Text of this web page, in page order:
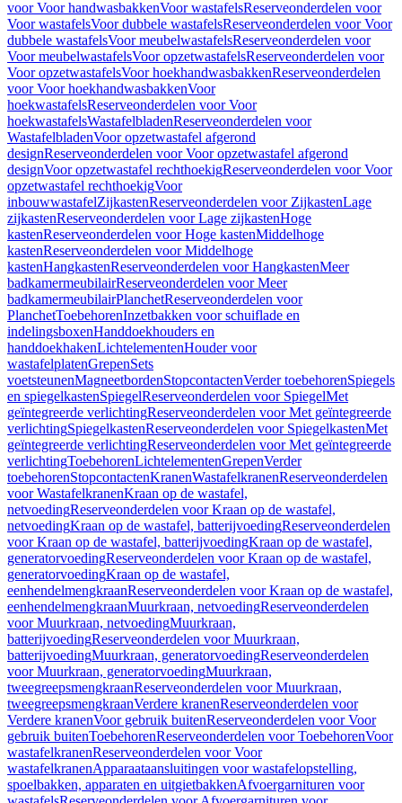
voor Voor handwasbakkenVoor wastafelsReserveonderdelen voor
Voor wastafelsVoor dubbele wastafelsReserveonderdelen voor Voor
dubbele wastafelsVoor meubelwastafelsReserveonderdelen voor
Voor meubelwastafelsVoor opzetwastafelsReserveonderdelen voor
Voor opzetwastafelsVoor hoekhandwasbakkenReserveonderdelen
voor Voor hoekhandwasbakkenVoor
hoekwastafelsReserveonderdelen voor Voor
hoekwastafelsWastafelbladenReserveonderdelen voor
WastafelbladenVoor opzetwastafel afgerond
designReserveonderdelen voor Voor opzetwastafel afgerond
designVoor opzetwastafel rechthoekigReserveonderdelen voor Voor
opzetwastafel rechthoekigVoor
inbouwwastafelZijkastenReserveonderdelen voor ZijkastenLage
zijkastenReserveonderdelen voor Lage zijkastenHoge
kastenReserveonderdelen voor Hoge kastenMiddelhoge
kastenReserveonderdelen voor Middelhoge
kastenHangkastenReserveonderdelen voor HangkastenMeer
badkamermeubilairReserveonderdelen voor Meer
badkamermeubilairPlanchetReserveonderdelen voor
PlanchetToebehorenInzetbakken voor schuiflade en
indelingsboxenHanddoekhouders en
handdoekhakenLichtelementenHouder voor
wastafelplatenGrepenSets
voetsteunenMagneetbordenStopcontactenVerder toebehorenSpiegels
en spiegelkastenSpiegelReserveonderdelen voor SpiegelMet
geïntegreerde verlichtingReserveonderdelen voor Met geïntegreerde
verlichtingSpiegelkastenReserveonderdelen voor SpiegelkastenMet
geïntegreerde verlichtingReserveonderdelen voor Met geïntegreerde
verlichtingToebehorenLichtelementenGrepenVerder
toebehorenStopcontactenKranenWastafelkranenReserveonderdelen
voor WastafelkranenKraan op de wastafel,
netvoedingReserveonderdelen voor Kraan op de wastafel,
netvoedingKraan op de wastafel, batterijvoedingReserveonderdelen
voor Kraan op de wastafel, batterijvoedingKraan op de wastafel,
generatorvoedingReserveonderdelen voor Kraan op de wastafel,
generatorvoedingKraan op de wastafel,
eenhendelmengkraanReserveonderdelen voor Kraan op de wastafel,
eenhendelmengkraanMuurkraan, netvoedingReserveonderdelen
voor Muurkraan, netvoedingMuurkraan,
batterijvoedingReserveonderdelen voor Muurkraan,
batterijvoedingMuurkraan, generatorvoedingReserveonderdelen
voor Muurkraan, generatorvoedingMuurkraan,
tweegreepsmengkraanReserveonderdelen voor Muurkraan,
tweegreepsmengkraanVerdere kranenReserveonderdelen voor
Verdere kranenVoor gebruik buitenReserveonderdelen voor Voor
gebruik buitenToebehorenReserveonderdelen voor ToebehorenVoor
wastafelkranenReserveonderdelen voor Voor
wastafelkranenApparaataansluitingen voor wastafelopstelling,
spoelbakken, apparaten en uitgietbakkenAfvoergarnituren voor